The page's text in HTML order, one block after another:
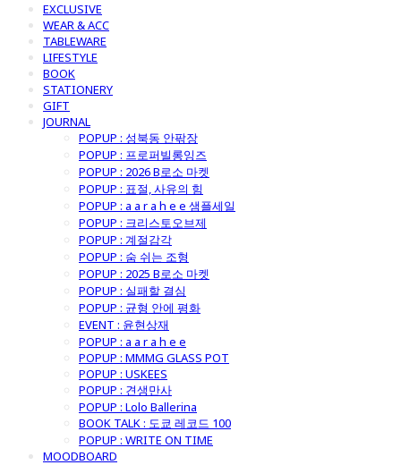
EXCLUSIVE
WEAR & ACC
TABLEWARE
LIFESTYLE
BOOK
STATIONERY
GIFT
JOURNAL
POPUP : 성북동 안팎장
POPUP : 프로퍼빌롱잉즈
POPUP : 2026 B로소 마켓
POPUP : 표절, 사유의 힘
POPUP : a a r a h e e 샘플세일
POPUP : 크리스토오브제
POPUP : 계절감각
POPUP : 숨 쉬는 조형
POPUP : 2025 B로소 마켓
POPUP : 실패할 결심
POPUP : 균형 안에 평화
EVENT : 윤현상재
POPUP : a a r a h e e
POPUP : MMMG GLASS POT
POPUP : USKEES
POPUP : 견생만사
POPUP : Lolo Ballerina
BOOK TALK : 도쿄 레코드 100
POPUP : WRITE ON TIME
MOODBOARD